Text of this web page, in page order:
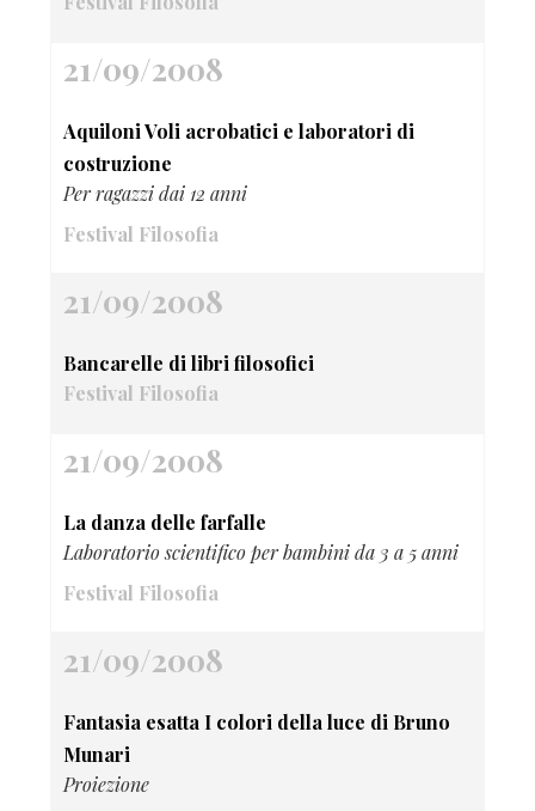
21/09/2008
Aquiloni Voli acrobatici e laboratori di
costruzione
Per ragazzi dai 12 anni
Festival Filosofia
21/09/2008
Bancarelle di libri filosofici
Festival Filosofia
21/09/2008
La danza delle farfalle
Laboratorio scientifico per bambini da 3 a 5 anni
Festival Filosofia
21/09/2008
Fantasia esatta I colori della luce di Bruno
Munari
Proiezione